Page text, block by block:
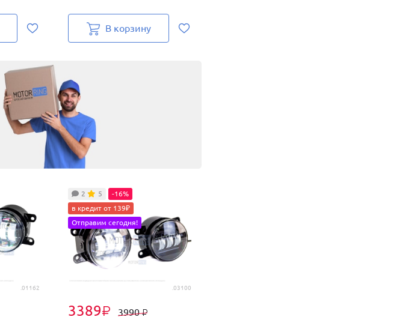
В корзину
.01162 .03100
3389₽ 3990₽
2 5
-16%
в кредит от 139₽
Отправим сегодня!